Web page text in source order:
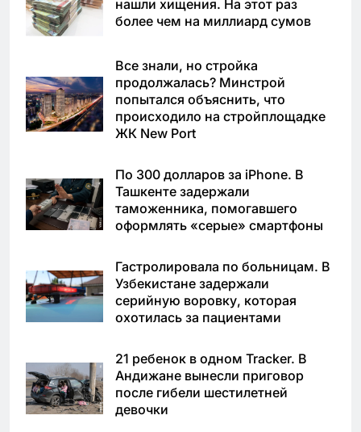
нашли хищения. На этот раз
более чем на миллиард сумов
Все знали, но стройка
продолжалась? Минстрой
попытался объяснить, что
происходило на стройплощадке
ЖК New Port
По 300 долларов за iPhone. В
Ташкенте задержали
таможенника, помогавшего
оформлять «серые» смартфоны
Гастролировала по больницам. В
Узбекистане задержали
серийную воровку, которая
охотилась за пациентами
21 ребенок в одном Tracker. В
Андижане вынесли приговор
после гибели шестилетней
девочки